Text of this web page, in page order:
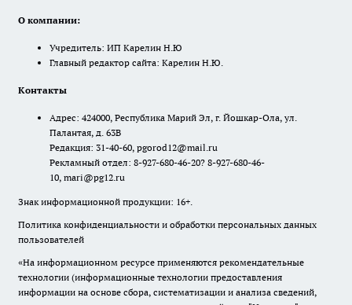
О компании:
Учредитель: ИП Карелин Н.Ю
Главный редактор сайта: Карелин Н.Ю.
Контакты
Адрес: 424000, Республика Марий Эл, г. Йошкар-Ола, ул.
Палантая, д. 63В
Редакция: 31-40-60, pgorod12@mail.ru
Рекламный отдел: 8-927-680-46-20? 8-927-680-46-
10, mari@pg12.ru
Знак информационной продукции: 16+.
Политика конфиденциальности и обработки персональных данных
пользователей
«На информационном ресурсе применяются рекомендательные
технологии (информационные технологии предоставления
информации на основе сбора, систематизации и анализа сведений,